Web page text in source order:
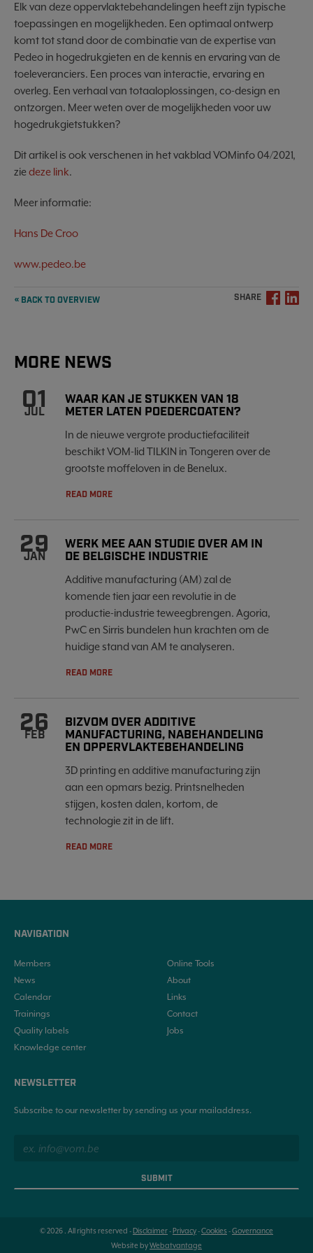
Elk van deze oppervlaktebehandelingen heeft zijn typische
toepassingen en mogelijkheden. Een optimaal ontwerp
komt tot stand door de combinatie van de expertise van
Pedeo in hogedrukgieten en de kennis en ervaring van de
toeleveranciers. Een proces van interactie, ervaring en
overleg. Een verhaal van totaaloplossingen, co-design en
ontzorgen. Meer weten over de mogelijkheden voor uw
hogedrukgietstukken?
Dit artikel is ook verschenen in het vakblad VOMinfo 04/2021,
ziedeze link.
Meer informatie:
Hans De Croo
www.pedeo.be
« BACK TO OVERVIEW SHARE
MORE NEWS
01
JUL
WAAR KAN JE STUKKEN VAN 18
METER LATEN POEDERCOATEN?
In de nieuwe vergrote productiefaciliteit
beschikt VOM-lid TILKIN in Tongeren over de
grootste moffeloven in de Benelux.
READ MORE
29
JAN
WERK MEE AAN STUDIE OVER AM IN
DE BELGISCHE INDUSTRIE
Additive manufacturing (AM) zal de
komende tien jaar een revolutie in de
productie-industrie teweegbrengen. Agoria,
PwC en Sirris bundelen hun krachten om de
huidige stand van AM te analyseren.
READ MORE
26
FEB
BIZVOM OVER ADDITIVE
MANUFACTURING, NABEHANDELING
EN OPPERVLAKTEBEHANDELING
3D printing en additive manufacturing zijn
aan een opmars bezig. Printsnelheden
stijgen, kosten dalen, kortom, de
technologie zit in de lift.
READ MORE
NAVIGATION
Members
News
Calendar
Trainings
Quality labels
Knowledge center
Online Tools
About
Links
Contact
Jobs
NEWSLETTER
Subscribe to our newsletter by sending us your mailaddress.
SUBMIT
© 2026 . All rights reserved -Disclaimer-Privacy-Cookies-Governance
Website byWebatvantage